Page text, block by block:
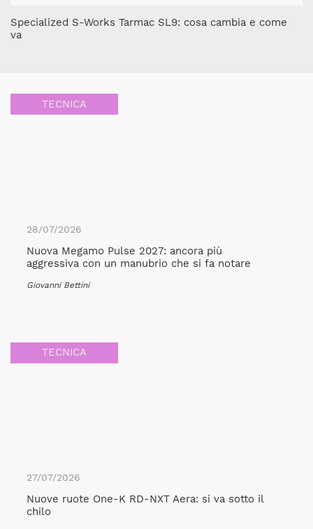
Specialized S-Works Tarmac SL9: cosa cambia e come
va
TECNICA
28/07/2026
Nuova Megamo Pulse 2027: ancora più
aggressiva con un manubrio che si fa notare
Giovanni Bettini
TECNICA
27/07/2026
Nuove ruote One-K RD-NXT Aera: si va sotto il
chilo